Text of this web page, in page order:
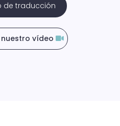
de traducción
vídeo